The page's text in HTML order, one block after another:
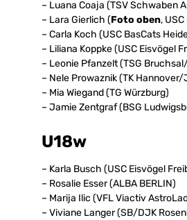
– Luana Coaja (TSV Schwaben
– Lara Gierlich (Foto oben,
– Carla Koch (USC BasCats
– Liliana Koppke (USC Eisvögel
– Leonie Pfanzelt (TSG
– Nele Prowaznik (TK
– Mia Wiegand (TG Würzburg)
– Jamie Zentgraf (BSG
U18w
– Karla Busch (USC Eisvögel
– Rosalie Esser (ALBA BERLIN)
– Marija Ilic (VFL Viactiv
– Viviane Langer (SB/DJK